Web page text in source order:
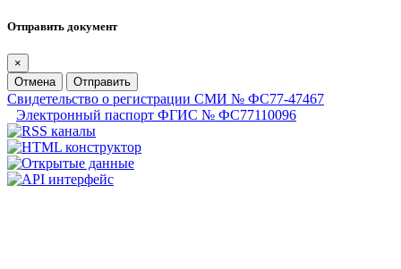
Отправить документ
×
Отмена
Отправить
Свидетельство о регистрации СМИ № ФС77-47467
Электронный паспорт ФГИС № ФС77110096